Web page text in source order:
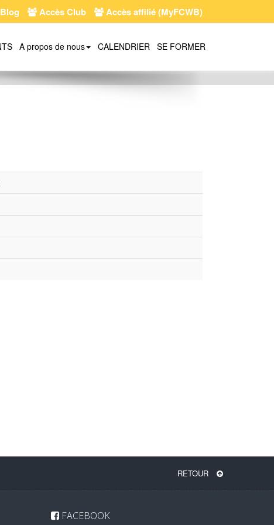
Blog Accès Club Accès affilié (MyFCWB)
A propos de nous CALENDRIER SE FORMER
RETOUR
FACEBOOK